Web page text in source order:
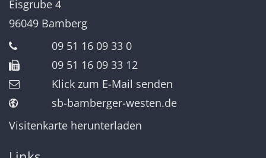
Eisgrube 4
96049 Bamberg
09 51 16 09 33 0
09 51 16 09 33 12
Klick zum E-Mail senden
sb-bamberger-westen.de
Visitenkarte herunterladen